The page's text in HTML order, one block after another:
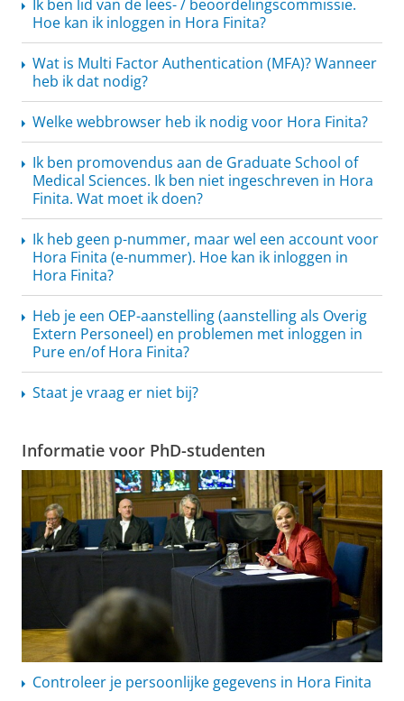
Ik ben lid van de lees- / beoordelingscommissie.
Hoe kan ik inloggen in Hora Finita?
Wat is Multi Factor Authentication (MFA)? Wanneer
heb ik dat nodig?
Welke webbrowser heb ik nodig voor Hora Finita?
Ik ben promovendus aan de Graduate School of
Medical Sciences. Ik ben niet ingeschreven in Hora
Finita. Wat moet ik doen?
Ik heb geen p-nummer, maar wel een account voor
Hora Finita (e-nummer). Hoe kan ik inloggen in
Hora Finita?
Heb je een OEP-aanstelling (aanstelling als Overig
Extern Personeel) en problemen met inloggen in
Pure en/of Hora Finita?
Staat je vraag er niet bij?
Informatie voor PhD-studenten
Controleer je persoonlijke gegevens in Hora Finita